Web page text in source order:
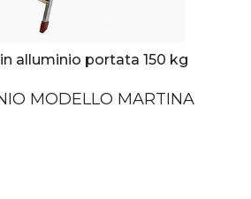
alluminio portata 150 kg
MODELLO MARTINA